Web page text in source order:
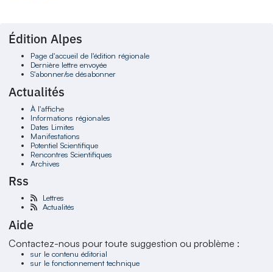
Édition Alpes
Page d'accueil de l'édition régionale
Dernière lettre envoyée
S'abonner/se désabonner
Actualités
À l'affiche
Informations régionales
Dates Limites
Manifestations
Potentiel Scientifique
Rencontres Scientifiques
Archives
Rss
Lettres
Actualités
Aide
Contactez-nous pour toute suggestion ou problème :
sur le contenu éditorial
sur le fonctionnement technique